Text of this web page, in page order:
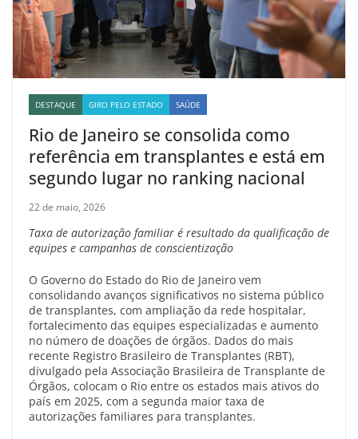
DESTAQUE GIRO PELO ESTADO SAÚDE
Rio de Janeiro se consolida como
referência em transplantes e está em
segundo lugar no ranking nacional
22 de maio, 2026
Taxa de autorização familiar é resultado da qualificação de
equipes e campanhas de conscientização
O Governo do Estado do Rio de Janeiro vem
consolidando avanços significativos no sistema público
de transplantes, com ampliação da rede hospitalar,
fortalecimento das equipes especializadas e aumento
no número de doações de órgãos. Dados do mais
recente Registro Brasileiro de Transplantes (RBT),
divulgado pela Associação Brasileira de Transplante de
Órgãos, colocam o Rio entre os estados mais ativos do
país em 2025, com a segunda maior taxa de
autorizações familiares para transplantes.